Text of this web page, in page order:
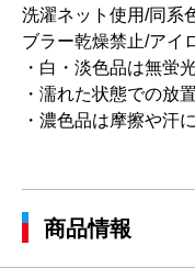
洗濯ネット使用/同系
ブラー乾燥禁止/アイ
・白・淡色品は無蛍
・濡れた状態での放
・濃色品は摩擦や汗
商品情報